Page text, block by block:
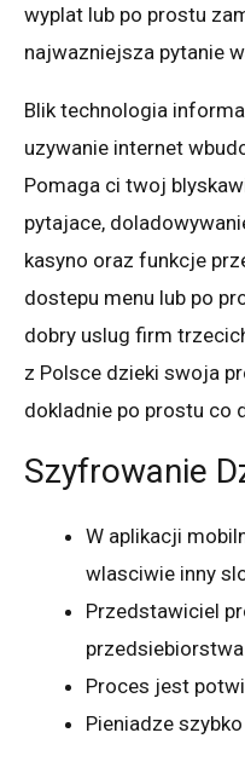
wyplat lub po prostu
najwazniejsza pytanie
Blik technologia
uzywanie internet
Pomaga ci twoj
pytajace,
kasyno oraz funkcje
dostepu menu lub po
dobry uslug firm
z Polsce dzieki swoja
dokladnie po prostu co
Szyfrowanie
W aplikacji
wlasciwie inny
Przedstawiciel
Proces jest
Pieniadze